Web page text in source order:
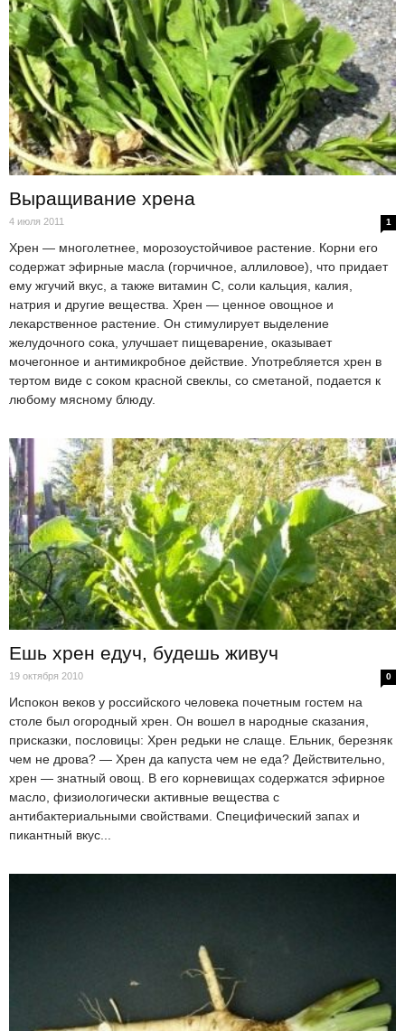
Выращивание хрена
4 июля 2011 1
Хрен — многолетнее, морозоустойчивое растение. Корни его
содержат эфирные масла (горчичное, аллиловое), что придает
ему жгучий вкус, а также витамин С, соли кальция, калия,
натрия и другие вещества. Хрен — ценное овощное и
лекарственное растение. Он стимулирует выделение
желудочного сока, улучшает пищеварение, оказывает
мочегонное и антимикробное действие. Употребляется хрен в
тертом виде с соком красной свеклы, со сметаной, подается к
любому мясному блюду.
Ешь хрен едуч, будешь живуч
19 октября 2010 0
Испокон веков у российского человека почетным гостем на
столе был огородный хрен. Он вошел в народные сказания,
присказки, пословицы: Хрен редьки не слаще. Ельник, березняк
чем не дрова? — Хрен да капуста чем не еда? Действительно,
хрен — знатный овощ. В его корневищах содержатся эфирное
масло, физиологически активные вещества с
антибактериальными свойствами. Специфический запах и
пикантный вкус...